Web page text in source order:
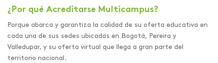
¿Por qué Acreditarse Multicampus?
Porque abarca y garantiza la calidad de su oferta educativa en
cada una de sus sedes ubicadas en Bogotá, Pereira y
Valledupar, y su oferta virtual que llega a gran parte del
territorio nacional.